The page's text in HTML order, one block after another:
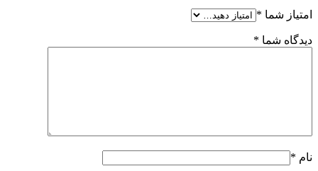
امتیاز شما *
دیدگاه شما *
نام *